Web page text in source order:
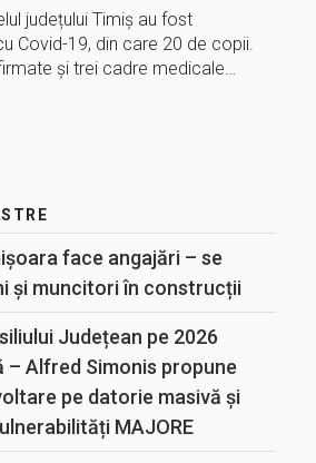
județului Timiș au fost
Covid-19, din care 20 de copii.
și trei cadre medicale…
face angajări – se
și muncitori în construcții
Județean pe 2026
Alfred Simonis propune
pe datorie masivă și
MAJORE